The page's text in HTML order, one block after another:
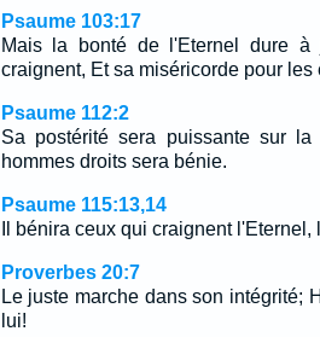
Psaume 103:17
Mais la bonté de l'Eternel dure
craignent, Et sa miséricorde pour les
Psaume 112:2
Sa postérité sera puissante sur
hommes droits sera bénie.
Psaume 115:13,14
Il bénira ceux qui craignent
Proverbes 20:7
Le juste marche dans son intégrité;
lui!